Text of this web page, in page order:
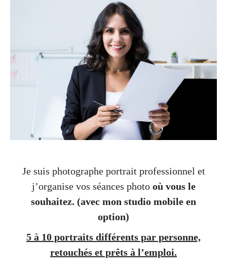
Je suis photographe portrait professionnel et
j’organise vos séances photo où vous le
souhaitez. (avec mon studio mobile en
option)
5 à 10 portraits différents par personne,
retouchés et prêts à l’emploi.